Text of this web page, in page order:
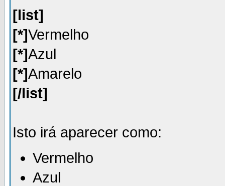
[list]
[*]Vermelho
[*]Azul
[*]Amarelo
[/list]
Isto irá aparecer como:
Vermelho
Azul